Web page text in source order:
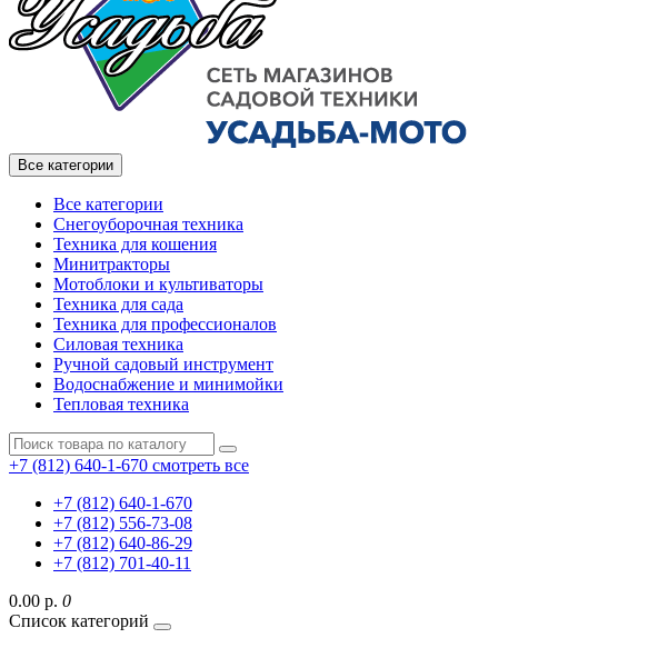
Все категории
Все категории
Снегоуборочная техника
Техника для кошения
Минитракторы
Мотоблоки и культиваторы
Техника для сада
Техника для профессионалов
Силовая техника
Ручной садовый инструмент
Водоснабжение и минимойки
Тепловая техника
+7 (812) 640-1-670 смотреть все
+7 (812) 640-1-670
+7 (812) 556-73-08
+7 (812) 640-86-29
+7 (812) 701-40-11
0.00 р. 0
Список категорий